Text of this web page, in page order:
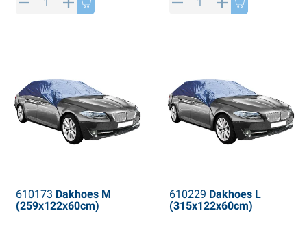
610173 Dakhoes M
(259x122x60cm)
610229 Dakhoes L
(315x122x60cm)